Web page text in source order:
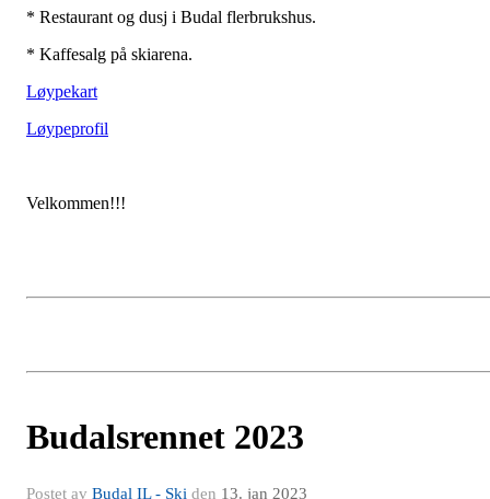
* Restaurant og dusj i Budal flerbrukshus.
* Kaffesalg på skiarena.
Løypekart
Løypeprofil
Velkommen!!!
Budalsrennet 2023
Postet av Budal IL - Ski den 13. jan 2023